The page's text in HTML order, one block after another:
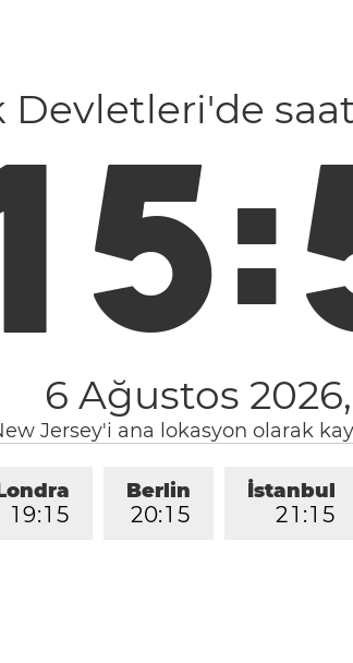
Devletleri'de
5:
6 Ağustos
Jersey'i ana lokasyon olarak
İstanbul
21 :1 5
Berlin
20:1 5
1 9:1 5